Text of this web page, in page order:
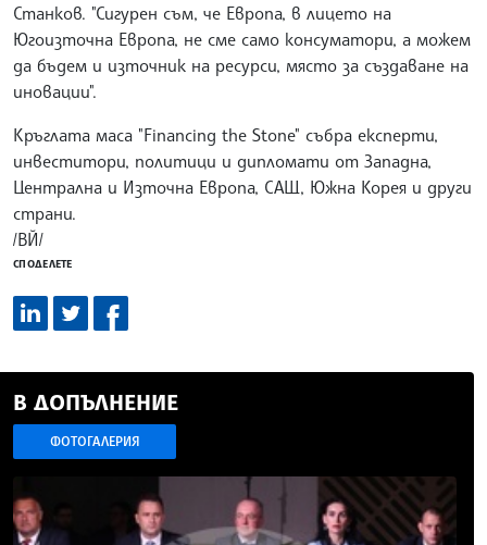
Станков. "Сигурен съм, че Европа, в лицето на
Югоизточна Европа, не сме само консуматори, а можем
да бъдем и източник на ресурси, място за създаване на
иновации".
Кръглата маса "Financing the Stone" събра експерти,
инвеститори, политици и дипломати от Западна,
Централна и Източна Европа, САЩ, Южна Корея и други
страни.
/ВЙ/
СПОДЕЛЕТЕ
В ДОПЪЛНЕНИЕ
ФОТОГАЛЕРИЯ